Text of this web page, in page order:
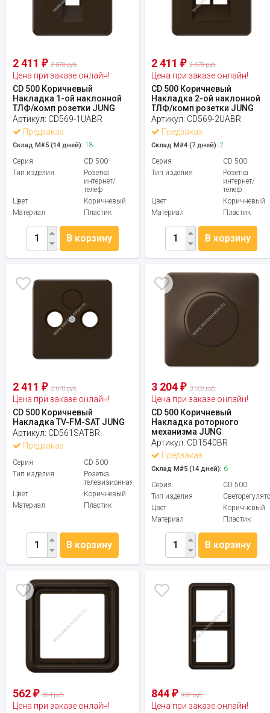
2 411 ₽ 2 678 руб.
Цена при заказе онлайн!
CD 500 Коричневый
Накладка 1-ой наклонной
ТЛФ/комп розетки JUNG
Артикул: CD569-1UABR
Предзаказ
Склад М#5 (14 дней): 18
Серия
CD 500
Тип изделия
Розетка
интернет/
телеф
Цвет
Коричневый
Материал
Пластик
В корзину
2 411₽ 2 678 руб.
Цена при заказе онлайн!
CD 500 Коричневый
Накладка 2-ой наклонной
ТЛФ/комп розетки JUNG
Артикул: CD569-2UABR
Предзаказ
Склад М#4 (7 дней): 2
Серия
CD 500
Тип изделия
Розетка
интернет/
телеф
Цвет
Коричневый
Материал
Пластик
В корзину
2 411 ₽ 2 678 руб.
Цена при заказе онлайн!
CD 500 Коричневый
Накладка TV-FM-SAT JUNG
Артикул: CD561SATBR
Предзаказ
Серия
CD 500
Тип изделия
Розетка
телевизионная
Цвет
Коричневый
Материал
Пластик
В корзину
3 204₽ 3 559 руб.
Цена при заказе онлайн!
CD 500 Коричневый
Накладка роторного
механизма JUNG
Артикул: CD1540BR
Предзаказ
Склад М#5 (14 дней): 6
Серия
CD 500
Тип изделия
Цвет
Коричневый
Материал
Пластик
В корзину
562 ₽ 624 руб.
Цена при заказе онлайн!
844₽ 937 руб.
Цена при заказе онлайн!